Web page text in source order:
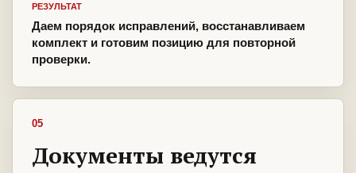
РЕЗУЛЬТАТ
Даем порядок исправлений, восстанавливаем
комплект и готовим позицию для повторной
проверки.
05
Документы ведутся